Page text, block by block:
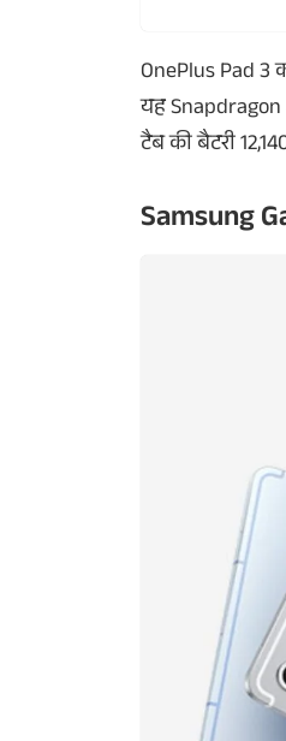
OnePlus Pad
यह Snapdragon
टैब की बैटरी
Samsung